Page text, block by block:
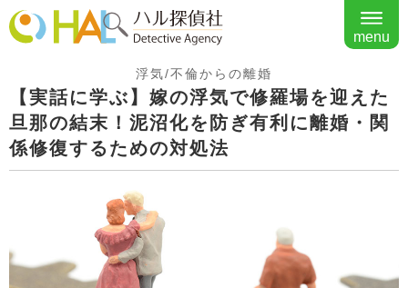
menu
浮気/不倫からの離婚
【実話に学ぶ】嫁の浮気で修羅場を迎えた
旦那の結末！泥沼化を防ぎ有利に離婚・関
係修復するための対処法